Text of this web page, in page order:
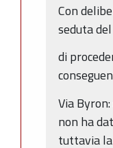
Con
seduta
di
Via
non ha
tuttavia